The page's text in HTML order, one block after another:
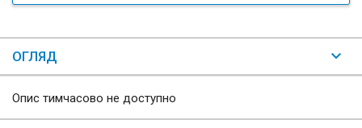
ОГЛЯД
Опис тимчасово не доступно